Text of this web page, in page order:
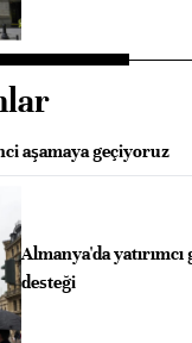
aşamaya geçiyoruz
Almanya'da
desteği